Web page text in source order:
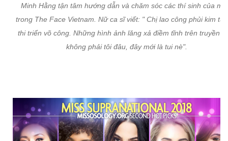
Minh Hằng tận tâm hướng dẫn và chăm sóc các thí sinh của
trong The Face Vietnam. Nữ ca sĩ viết: " Chị lao công phủi kim
thi triển võ công. Những hình ảnh lăng xả điềm tĩnh trên truyền
không phải tôi đâu, đây mới là tui nè".